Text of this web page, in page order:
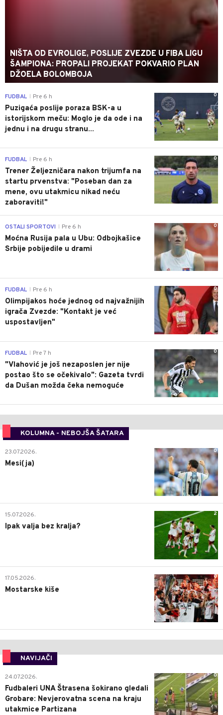
NIŠTA OD EVROLIGE, POSLIJE ZVEZDE U FIBA LIGU
ŠAMPIONA: PROPALI PROJEKAT POKVARIO PLAN
DŽOELA BOLOMBOJA
0
FUDBAL Pre 6 h
Puzigaća poslije poraza BSK-a u
istorijskom meču: Moglo je da ode i na
jednu i na drugu stranu...
0
FUDBAL Pre 6 h
Trener Željezničara nakon trijumfa na
startu prvenstva: "Poseban dan za
mene, ovu utakmicu nikad neću
zaboraviti!"
0
OSTALI SPORTOVI Pre 6 h
Moćna Rusija pala u Ubu: Odbojkašice
Srbije pobijedile u drami
0
FUDBAL Pre 6 h
Olimpijakos hoće jednog od najvažnijih
igrača Zvezde: "Kontakt je već
uspostavljen"
0
FUDBAL Pre 7 h
"Vlahović je još nezaposlen jer nije
postao što se očekivalo": Gazeta tvrdi
da Dušan možda čeka nemoguće
KOLUMNA - NEBOJŠA ŠATARA
0
23.07.2026.
Mesi(ja)
2
15.07.2026.
Ipak valja bez kralja?
0
17.05.2026.
Mostarske kiše
NAVIJAČI
0
24.07.2026.
Fudbaleri UNA Štrasena šokirano gledali
Grobare: Nevjerovatna scena na kraju
utakmice Partizana